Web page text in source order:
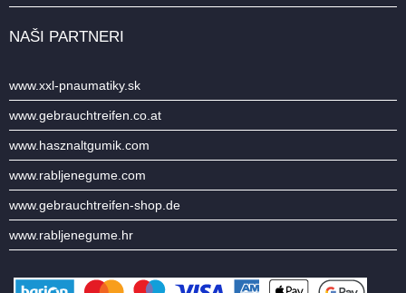
NAŠI PARTNERI
www.xxl-pnaumatiky.sk
www.gebrauchtreifen.co.at
www.hasznaltgumik.com
www.rabljenegume.com
www.gebrauchtreifen-shop.de
www.rabljenegume.hr